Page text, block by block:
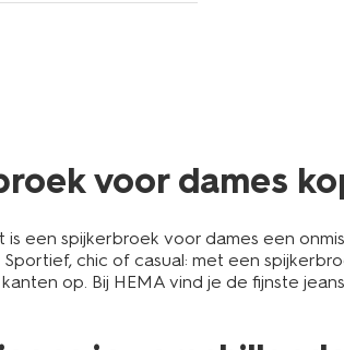
voor dames
een spijkerbroek voor dames een
chic of casual: met een
op. Bij HEMA vind je de fijnste